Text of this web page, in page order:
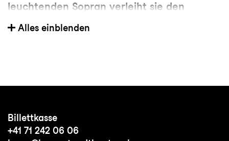
leuchtenden Sopran verleiht sie den
Oratorien von Bach bis Mendelssohn eine
besondere Tiefe. Ihre stilistische
Elbphilharmonie, wo sie unter anderem in
Mozarts c-Moll-Messe
Alles einblenden
Billettkasse
+41 71 242 06 06